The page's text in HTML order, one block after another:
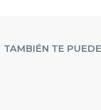
TAMBIÉN TE